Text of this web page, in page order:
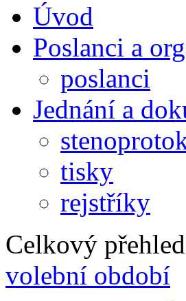
Úvod
Poslanci a
poslanci
Jednání a
tisky
rejstříky
Celkový
volební období